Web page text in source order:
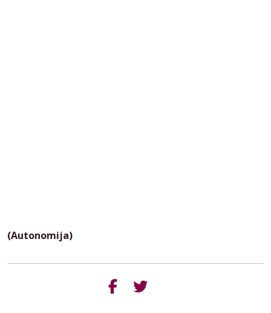
(Autonomija)